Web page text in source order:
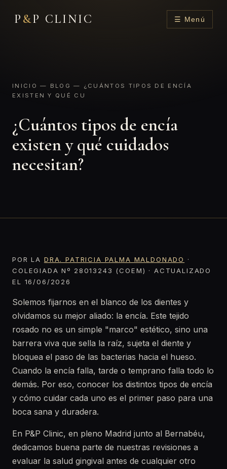
P &P CLINIC ☰ Menú
INICIO — BLOG — ¿CUÁNTOS TIPOS DE ENCÍA
EXISTEN Y QUÉ CU
¿Cuántos tipos de encía
existen y qué cuidados
necesitan?
POR LA DRA. PATRICIA PALMA MALDONADO
·
COLEGIADA Nº 28013243 (COEM) · ACTUALIZADO
EL 16/06/2026
Solemos fijarnos en el blanco de los dientes y
olvidamos su mejor aliado: la encía. Este tejido
rosado no es un simple "marco" estético, sino una
barrera viva que sella la raíz, sujeta el diente y
bloquea el paso de las bacterias hacia el hueso.
Cuando la encía falla, tarde o temprano falla todo lo
demás. Por eso, conocer los distintos tipos de encía
y cómo cuidar cada uno es el primer paso para una
boca sana y duradera.
En P&P Clinic, en pleno Madrid junto al Bernabéu,
dedicamos buena parte de nuestras revisiones a
evaluar la salud gingival antes de cualquier otro